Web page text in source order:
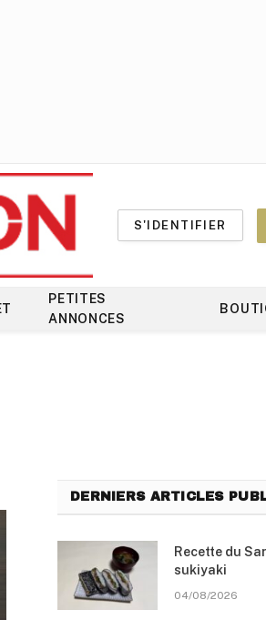
S'IDENTIFIER
PETITES
ANNONCES
DERNIERS ARTICLES
Recette du
sukiyaki
04/08/2026